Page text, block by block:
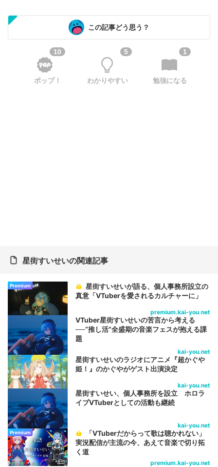
この記事どう思う？
10
ポップ！
5
わかりやすい
1
勉強になる
星街すいせいの関連記事
Premium
星街すいせいが語る、個人事務所設立の
真意「VTuberを愛されるカルチャーに」
premium.kai-you.net
VTuber星街すいせいの苦言から考える
──“推し活”全盛期の音楽フェスが抱える課
題
kai-you.net
星街すいせいのラジオにアニメ『超かぐや
姫！』のかぐやがゲスト出演決定
kai-you.net
星街すいせい、個人事務所を設立 ホロラ
イブVTuberとしての活動も継続
kai-you.net
Premium
「VTuberだからって歌は聴かれない」
実況配信が主流の今、あえて音楽で切り拓
く道
premium.kai-you.net